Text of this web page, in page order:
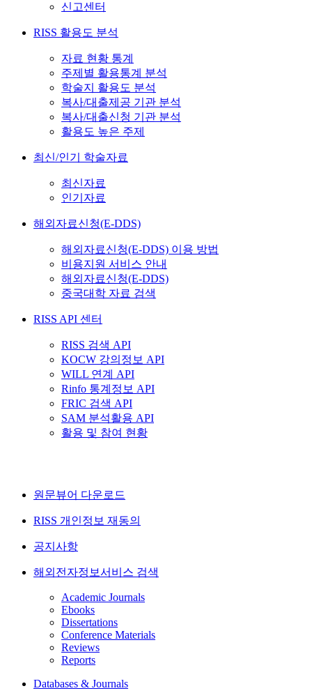
신고센터
RISS 활용도 분석
자료 현황 통계
주제별 활용통계 분석
학술지 활용도 분석
복사/대출제공 기관 분석
복사/대출신청 기관 분석
활용도 높은 주제
최신/인기 학술자료
최신자료
인기자료
해외자료신청(E-DDS)
해외자료신청(E-DDS) 이용 방법
비용지원 서비스 안내
해외자료신청(E-DDS)
중국대학 자료 검색
RISS API 센터
RISS 검색 API
KOCW 강의정보 API
WILL 연계 API
Rinfo 통계정보 API
FRIC 검색 API
SAM 분석활용 API
활용 및 참여 현황
원문뷰어 다운로드
RISS 개인정보 재동의
공지사항
해외전자정보서비스 검색
Academic Journals
Ebooks
Dissertations
Conference Materials
Reviews
Reports
Databases & Journals